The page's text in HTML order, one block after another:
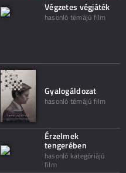
Végzetes végjáték
hasonló témájú film
Gyalogáldozat
hasonló témájú film
Érzelmek
tengerében
hasonló kategóriájú
film